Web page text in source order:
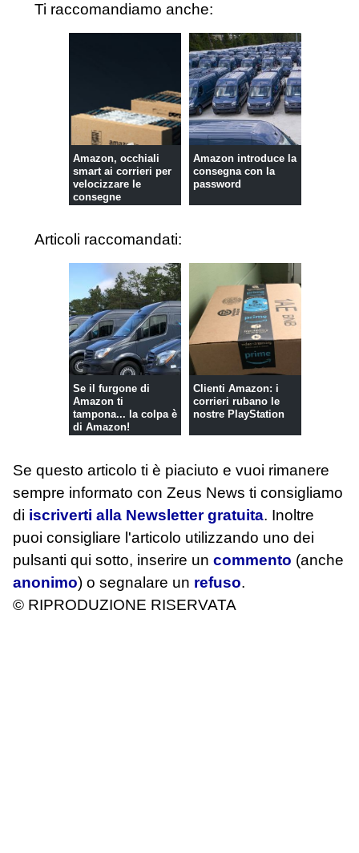
Ti raccomandiamo anche:
Amazon, occhiali
smart ai corrieri per
velocizzare le
consegne
Amazon introduce la
consegna con la
password
Articoli raccomandati:
Se il furgone di
Amazon ti
tampona... la colpa è
di Amazon!
Clienti Amazon: i
corrieri rubano le
nostre PlayStation
Se questo articolo ti è piaciuto e vuoi rimanere
sempre informato con Zeus News ti consigliamo
di iscriverti alla Newsletter gratuita. Inoltre
puoi consigliare l'articolo utilizzando uno dei
pulsanti qui sotto, inserire un commento (anche
anonimo) o segnalare un refuso.
© RIPRODUZIONE RISERVATA